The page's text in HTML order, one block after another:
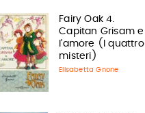
Fairy Oak 4.
Capitan Grisam e
l'amore (I quattro
misteri)
Elisabetta Gnone